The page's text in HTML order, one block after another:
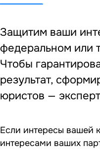
Защитим ваши
федеральном или
Чтобы
результат,
юристов —
Если интересы вашей
интересами ваших